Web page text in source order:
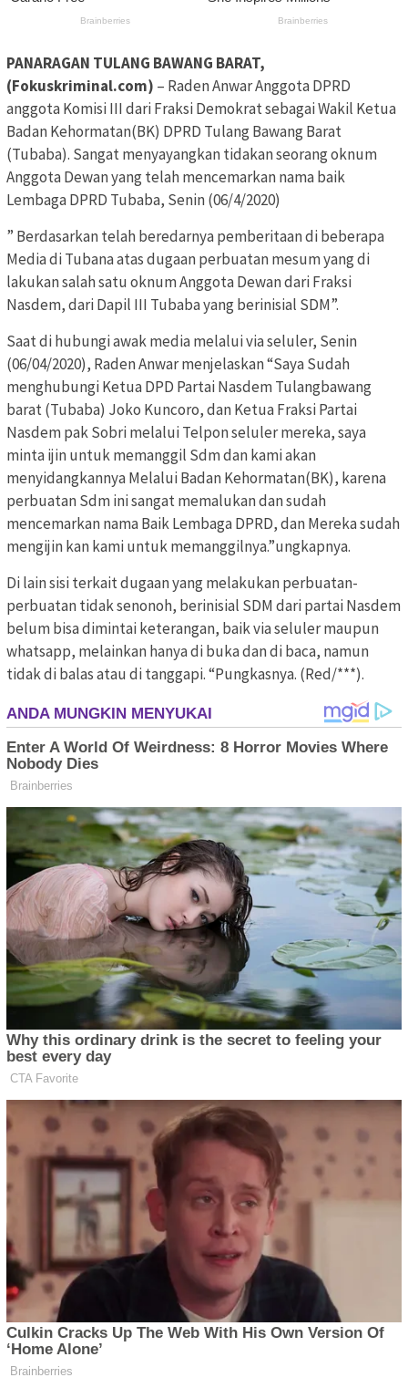
PANARAGAN TULANG BAWANG BARAT,
(Fokuskriminal.com) – Raden Anwar Anggota DPRD
anggota Komisi III dari Fraksi Demokrat sebagai Wakil Ketua
Badan Kehormatan(BK) DPRD Tulang Bawang Barat
(Tubaba). Sangat menyayangkan tidakan seorang oknum
Anggota Dewan yang telah mencemarkan nama baik
Lembaga DPRD Tubaba, Senin (06/4/2020)
” Berdasarkan telah beredarnya pemberitaan di beberapa
Media di Tubana atas dugaan perbuatan mesum yang di
lakukan salah satu oknum Anggota Dewan dari Fraksi
Nasdem, dari Dapil III Tubaba yang berinisial SDM”.
Saat di hubungi awak media melalui via seluler, Senin
(06/04/2020), Raden Anwar menjelaskan “Saya Sudah
menghubungi Ketua DPD Partai Nasdem Tulangbawang
barat (Tubaba) Joko Kuncoro, dan Ketua Fraksi Partai
Nasdem pak Sobri melalui Telpon seluler mereka, saya
minta ijin untuk memanggil Sdm dan kami akan
menyidangkannya Melalui Badan Kehormatan(BK), karena
perbuatan Sdm ini sangat memalukan dan sudah
mencemarkan nama Baik Lembaga DPRD, dan Mereka sudah
mengijin kan kami untuk memanggilnya.”ungkapnya.
Di lain sisi terkait dugaan yang melakukan perbuatan-
perbuatan tidak senonoh, berinisial SDM dari partai Nasdem
belum bisa dimintai keterangan, baik via seluler maupun
whatsapp, melainkan hanya di buka dan di baca, namun
tidak di balas atau di tanggapi. “Pungkasnya. (Red/***).